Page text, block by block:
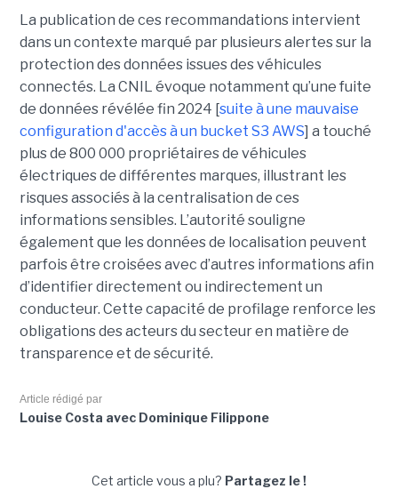
La publication de ces recommandations intervient
dans un contexte marqué par plusieurs alertes sur la
protection des données issues des véhicules
connectés. La CNIL évoque notamment qu’une fuite
de données révélée fin 2024 [suite à une mauvaise
configuration d'accès à un bucket S3 AWS] a touché
plus de 800 000 propriétaires de véhicules
électriques de différentes marques, illustrant les
risques associés à la centralisation de ces
informations sensibles. L’autorité souligne
également que les données de localisation peuvent
parfois être croisées avec d’autres informations afin
d’identifier directement ou indirectement un
conducteur. Cette capacité de profilage renforce les
obligations des acteurs du secteur en matière de
transparence et de sécurité.
Article rédigé par
Louise Costa avec Dominique Filippone
Cet article vous a plu? Partagez le !